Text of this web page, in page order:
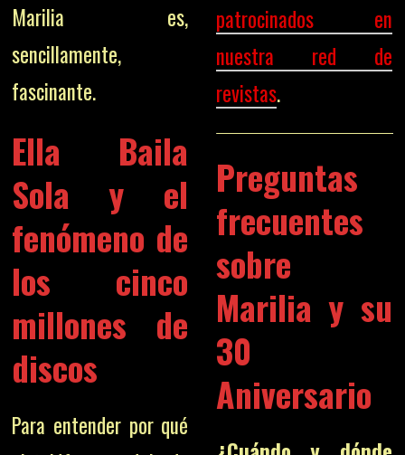
Marilia es,
sencillamente,
fascinante.
Ella Baila
Sola y el
fenómeno de
los cinco
millones de
discos
Para entender por qué
patrocinados en
nuestra red de
revistas.
Preguntas
frecuentes
sobre
Marilia y su
30
Aniversario